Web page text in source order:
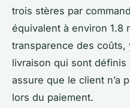
trois stères par
équivalent à environ 1.8
transparence des
livraison qui sont
assure que le client n’a
lors du paiement.